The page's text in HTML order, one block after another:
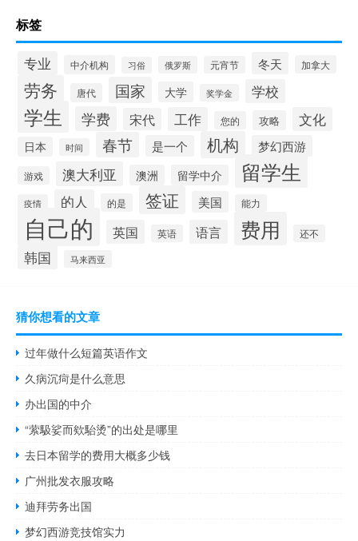
标签
专业 中介机构 习俗 俄罗斯 元宵节 冬天 加拿大
劳务 唐代 国家 大学 奖学金 学校
学生 学费 宋代 工作 您的 攻略 文化
日本 时间 春节 是一个 机构 梦幻西游
游戏 澳大利亚 澳洲 留学中介 留学生
疫情 的人 的是 签证 美国 能力
自己的 英国 英语 语言 费用 还不
韩国 马来西亚
猜你想看的文章
过年做什么短篇英语作文
久病沉疴是什么意思
办出国的中介
“萦馺娑而欸駘烫”的出处是哪里
去日本留学的费用大概多少钱
广州批发衣服攻略
迪拜劳务出国
梦幻西游竞技馆实力